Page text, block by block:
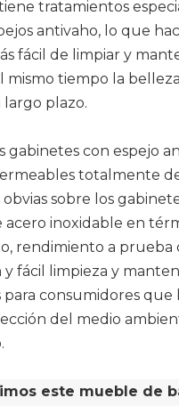
tratamientos
antivaho, lo que
fácil de limpiar y
mismo tiempo la
plazo.
gabinetes con espejo
totalmente
sobre los
acero inoxidable en
rendimiento a prueba
y fácil limpieza y
para consumidores que
del medio
este mueble de